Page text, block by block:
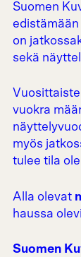
Suomen
on
sekä
vuokra
myös
tulee tila
Alla olevat
haussa
Suomen